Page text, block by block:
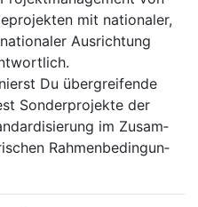
mit na­tio­na­ler,
Aus­rich­tung
Du über­grei­fen­de
Son­der­pro­jek­te der
im Zu­sam­
Rah­men­be­din­gun­